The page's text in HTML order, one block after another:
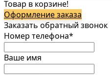
Товар в корзине!
Оформление заказа
Заказать обратный звонок
Номер телефона*
Ваше имя